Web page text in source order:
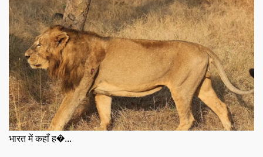
भारत में कहाँ ह�...